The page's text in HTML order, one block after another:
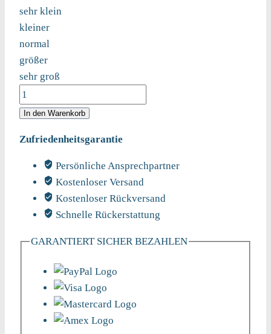
sehr klein
kleiner
normal
größer
sehr groß
Pike
Brothers
Henley
Sleeve
Mojave
170g/qm
In den Warenkorb
Zufriedenheitsgarantie
Persönliche Ansprechpartner
Kostenloser Versand
Kostenloser Rückversand
Schnelle Rückerstattung
GARANTIERT SICHER BEZAHLEN